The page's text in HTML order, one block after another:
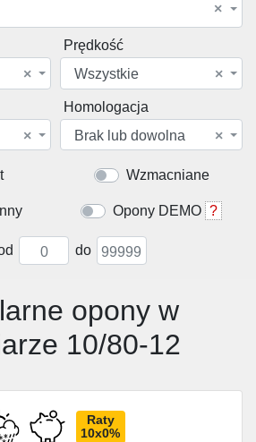
×
×
Prędkość
×
Wszystkie
×
Homologacja
×
Brak lub dowolna
Wzmacniane
Opony DEMO ?
do
opony w
10/80-12
Raty
10x0%